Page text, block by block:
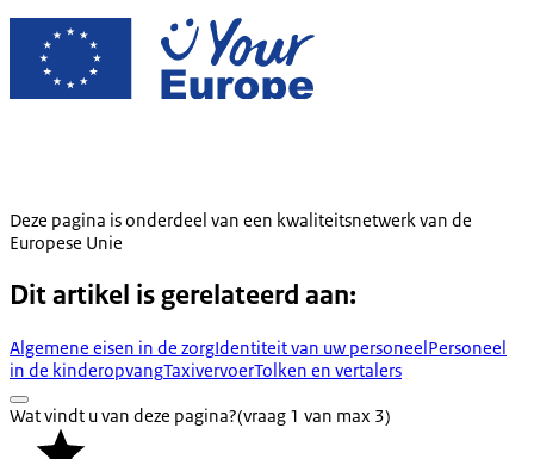
Deze pagina is onderdeel van een kwaliteitsnetwerk van de
Europese Unie
Dit artikel is gerelateerd aan:
Algemene eisen in de zorgIdentiteit van uw personeelPersoneel
in de kinderopvangTaxivervoerTolken en vertalers
Wat vindt u van deze pagina?(vraag 1 van max 3)